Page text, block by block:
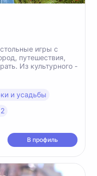
Из культурного -
и усадьбы
В профиль